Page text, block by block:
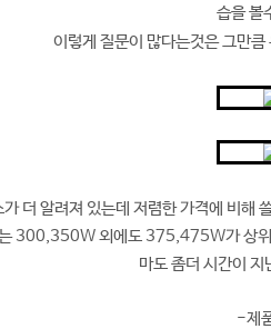
습을 볼
이렇게 질문이 많다는것은 그만
더 알려져 있는데 저렴한 가격에 비
300,350W 외에도 375,475W가 상
마도 좀더 시간이 지
-제